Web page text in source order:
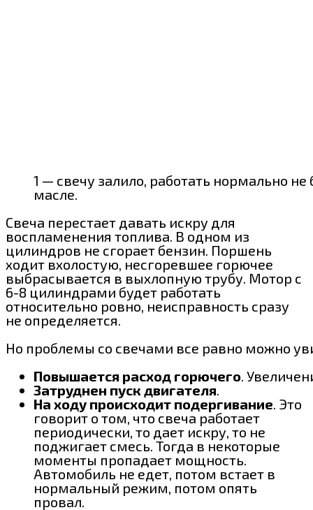
1 — свечу залило, работать нормально
масле.
Свеча перестает давать искру для
воспламенения топлива. В одном из
цилиндров не сгорает бензин. Поршень
ходит вхолостую, несгоревшее горючее
выбрасывается в выхлопную трубу. Мотор с
6-8 цилиндрами будет работать
относительно ровно, неисправность сразу
не определяется.
Но проблемы со свечами все равно можно
Повышается расход горючего.
Затруднен пуск двигателя.
На ходу происходит подергивание. Это
говорит о том, что свеча работает
периодически, то дает искру, то не
поджигает смесь. Тогда в некоторые
моменты пропадает мощность.
Автомобиль не едет, потом встает в
нормальный режим, потом опять
провал.